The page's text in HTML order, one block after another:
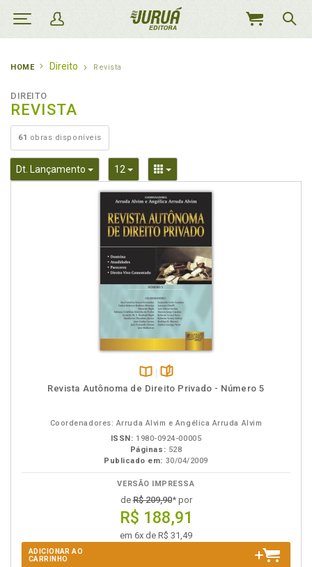
MEU
HOME Direito Revista
DIREITO
REVISTA
61 obras disponíveis
Dt. Lançamento Toggle Dropdown
12 Toggle DropdownToggle Dropdown
Disponível
páginas
Revista Autônoma de Direito Privado - Número 5
Coordenadores: Arruda Alvim e Angélica Arruda Alvim
ISSN: 1980-0924-00005
Páginas: 528
Publicado em: 30/04/2009
VERSÃO IMPRESSA
deR$ 209,90* por
R$ 188,91
em 6x de R$ 31,49
ADICIONAR AO
CARRINHO